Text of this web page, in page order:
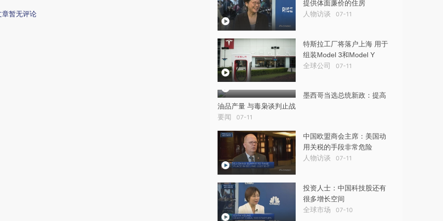
章暂无评论
提供体面廉价的住房
人物访谈 07-11
特斯拉工厂将落户上海 用于
组装Model 3和Model Y
全球公司 07-11
墨西哥当选总统新政：提高
油品产量 与毒枭谈判止战
要闻 07-11
中国欧盟商会主席：美国动
用关税的手段非常危险
人物访谈 07-11
投资人士：中国科技股还有
很多增长空间
全球市场 07-10